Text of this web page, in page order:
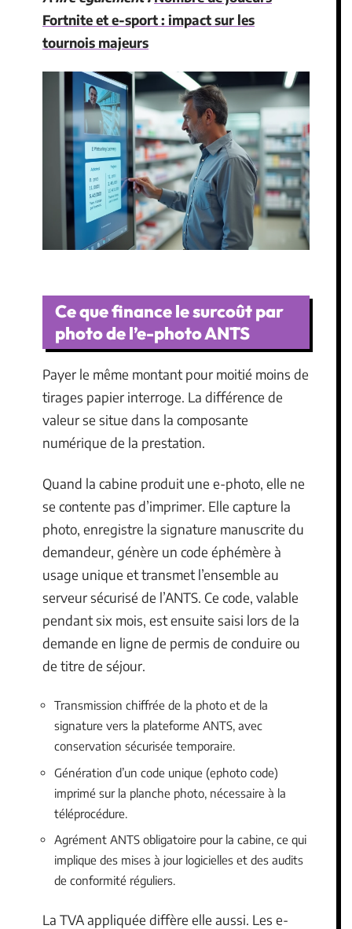
Fortnite et e-sport : impact sur les
tournois majeurs
Ce que finance le surcoût par
photo de l’e-photo ANTS
Payer le même montant pour moitié moins de
tirages papier interroge. La différence de
valeur se situe dans la composante
numérique de la prestation.
Quand la cabine produit une e-photo, elle ne
se contente pas d’imprimer. Elle capture la
photo, enregistre la signature manuscrite du
demandeur, génère un code éphémère à
usage unique et transmet l’ensemble au
serveur sécurisé de l’ANTS. Ce code, valable
pendant six mois, est ensuite saisi lors de la
demande en ligne de permis de conduire ou
de titre de séjour.
Transmission chiffrée de la photo et de la
signature vers la plateforme ANTS, avec
conservation sécurisée temporaire.
Génération d’un code unique (ephoto code)
imprimé sur la planche photo, nécessaire à la
téléprocédure.
Agrément ANTS obligatoire pour la cabine, ce qui
implique des mises à jour logicielles et des audits
de conformité réguliers.
La TVA appliquée diffère elle aussi. Les e-